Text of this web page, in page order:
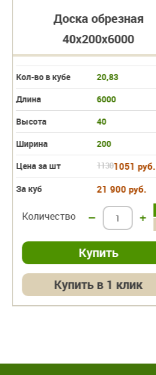
Доска обрезная
40х200х6000
Кол-во в кубе
20,83
Длина
6000
Высота
40
Ширина
200
Цена за шт
11301051 руб.
За куб 21 900 руб.
Количество – +
Купить в 1 клик